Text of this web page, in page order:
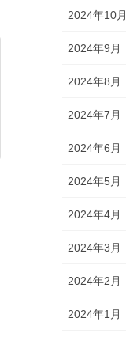
2024年10月
2024年9月
2024年8月
2024年7月
2024年6月
2024年5月
2024年4月
2024年3月
2024年2月
2024年1月